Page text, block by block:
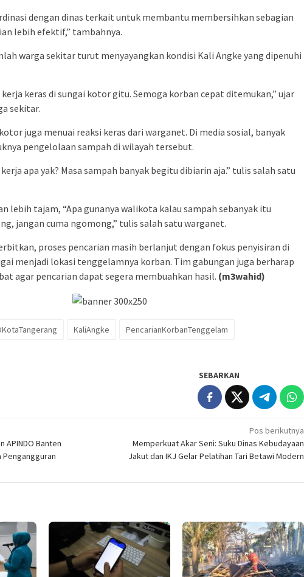
dengan dinas terkait untuk membantu membersihkan sebagian
lebih efektif,” tambahnya.
warga sekitar turut menyayangkan kondisi Kali Angke yang dipenuhi
keras di sungai kotor gitu. Semoga korban cepat ditemukan,” ujar
sekitar.
juga menuai reaksi keras dari warganet. Di media sosial, banyak
pengelolaan sampah di wilayah tersebut.
apa yak? Masa sampah banyak begitu dibiarin aja.” tulis salah satu
lebih tajam, “Apa gunanya walikota kalau sampah sebanyak itu
jangan cuma ngomong,” tulis salah satu warganet.
proses pencarian masih berlanjut dengan fokus penyisiran di
menjadi lokasi tenggelamnya korban. Tim gabungan juga berharap
agar pencarian dapat segera membuahkan hasil. (m3wahid)
KaliAngke
PencarianKorbanTenggelam
SEBARKAN
APINDO Banten
Pengangguran
Pos berikutnya
Memperkuat Akar Seni: Suku Dinas Kebudayaan
Jakut dan IKJ Gelar Pelatihan Tari Betawi Modern